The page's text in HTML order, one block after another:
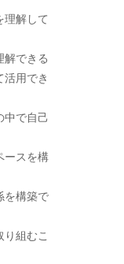
理解して
解できる
用でき
中で自己
ースを構
を構築で
組むこ